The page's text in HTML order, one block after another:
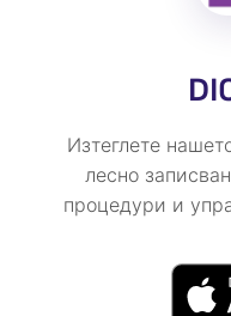
Изтеглете
лесно
процедури и